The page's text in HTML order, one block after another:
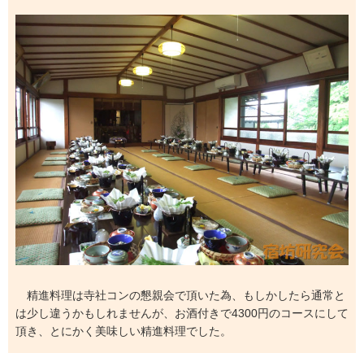
精進料理は寺社コンの懇親会で頂いた為、もしかしたら通常と
は少し違うかもしれませんが、お酒付きで4300円のコースにして
頂き、とにかく美味しい精進料理でした。